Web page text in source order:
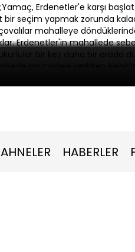
Erdenetler'e karşı
bir seçim yapmak zorunda
mahalleye
Erdenetler'in mahallede
bir kez daha bir arada
mücadele verirken Nehir’in
bir bir kaybeden Cengiz,
onun izini bulması
HABERLER